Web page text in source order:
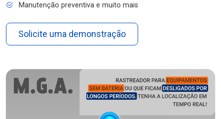
Manutenção preventiva e muito mais
Solicite uma demonstração